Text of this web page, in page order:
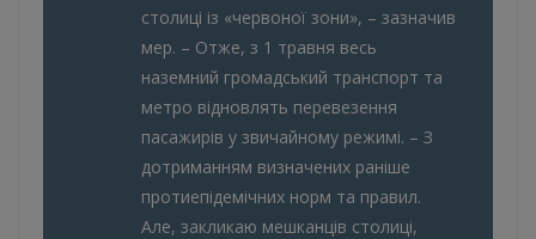
столиці із «червоної зони», – зазначив
мер. – Отже, з 1 травня весь
наземний громадський транспорт та
метро відновлять перевезення
пасажирів у звичайному режимі. – З
дотриманням визначених раніше
протиепідемічних норм та правил.
Але, закликаю мешканців столиці,